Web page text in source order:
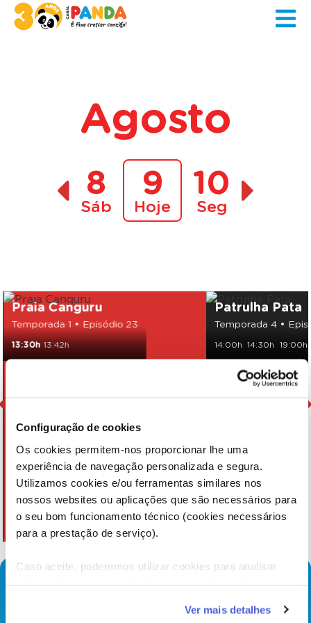
Configuração de cookies
Os cookies permitem-nos proporcionar lhe uma
experiência de navegação personalizada e segura.
Utilizamos cookies e/ou ferramentas similares nos
nossos websites ou aplicações que são necessários para
o seu bom funcionamento técnico (cookies necessários
para a prestação de serviço).
Caso aceite, poderemos utilizar cookies para analisar
funcionalidades (cookies de personalização e
Ver mais detalhes
Agosto
8
Sáb
9
Hoje
10
Seg
Praia Canguru
Temporada 1 • Episódio 23
13:30h 13:42h
Patrulha Pata
Temporada 4 •
14:00h 14:30h 19:00h